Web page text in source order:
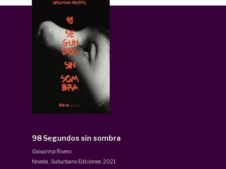
98 Segundos sin sombra
Giovanna Rivero
Novela ,Suburbano Ediciones·2021